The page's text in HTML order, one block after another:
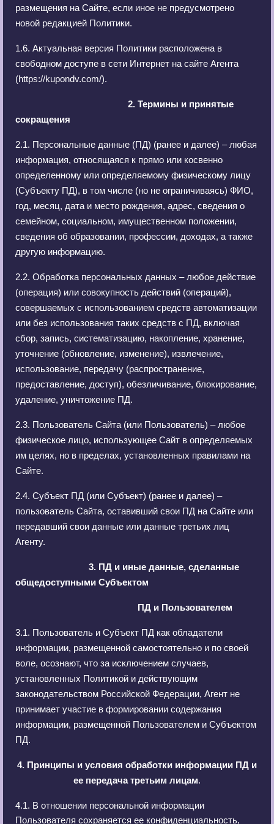
размещения на Сайте, если иное не предусмотрено
новой редакцией Политики.
1.6. Актуальная версия Политики расположена в
свободном доступе в сети Интернет на сайте Агента
(https://kupondv.com/).
2. Термины и принятые
сокращения
2.1. Персональные данные (ПД) (ранее и далее) – любая
информация, относящаяся к прямо или косвенно
определенному или определяемому физическому лицу
(Субъекту ПД), в том числе (но не ограничиваясь) ФИО,
год, месяц, дата и место рождения, адрес, сведения о
семейном, социальном, имущественном положении,
сведения об образовании, профессии, доходах, а также
другую информацию.
2.2. Обработка персональных данных – любое действие
(операция) или совокупность действий (операций),
совершаемых с использованием средств автоматизации
или без использования таких средств с ПД, включая
сбор, запись, систематизацию, накопление, хранение,
уточнение (обновление, изменение), извлечение,
использование, передачу (распространение,
предоставление, доступ), обезличивание, блокирование,
удаление, уничтожение ПД.
2.3. Пользователь Сайта (или Пользователь) – любое
физическое лицо, использующее Сайт в определяемых
им целях, но в пределах, установленных правилами на
Сайте.
2.4. Субъект ПД (или Субъект) (ранее и далее) –
пользователь Сайта, оставивший свои ПД на Сайте или
передавший свои данные или данные третьих лиц
Агенту.
3. ПД и иные данные, сделанные
общедоступными Субъектом
ПД и Пользователем
3.1. Пользователь и Субъект ПД как обладатели
информации, размещенной самостоятельно и по своей
воле, осознают, что за исключением случаев,
установленных Политикой и действующим
законодательством Российской Федерации, Агент не
принимает участие в формировании содержания
информации, размещенной Пользователем и Субъектом
ПД.
4. Принципы и условия обработки информации ПД и
ее передача третьим лицам.
4.1. В отношении персональной информации
Пользователя сохраняется ее конфиденциальность,